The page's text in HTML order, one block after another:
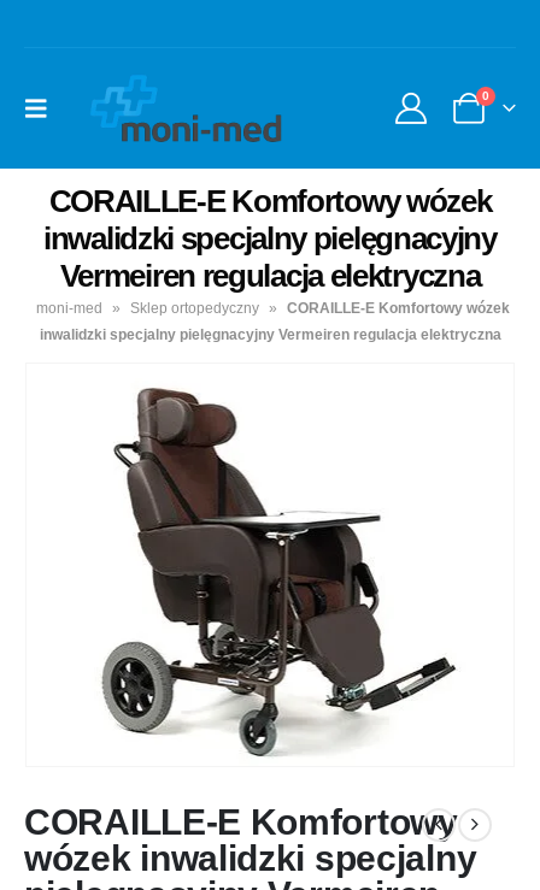
0
CORAILLE-E Komfortowy wózek
inwalidzki specjalny pielęgnacyjny
Vermeiren regulacja elektryczna
moni-med » Sklep ortopedyczny »
CORAILLE-E Komfortowy wózek
inwalidzki specjalny pielęgnacyjny Vermeiren regulacja elektryczna
CORAILLE-E Komfortowy
wózek inwalidzki specjalny